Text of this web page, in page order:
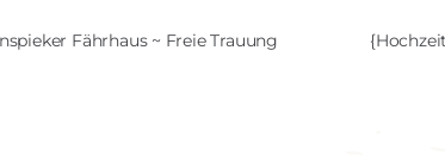
Fährhaus ~ Freie Trauung